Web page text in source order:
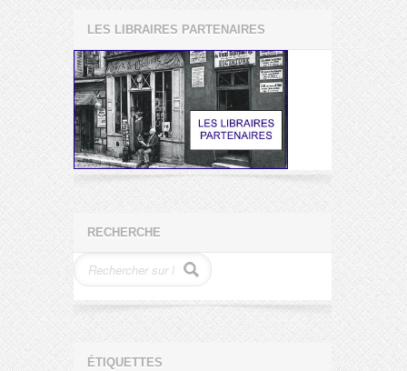
LES LIBRAIRES PARTENAIRES
RECHERCHE
ÉTIQUETTES